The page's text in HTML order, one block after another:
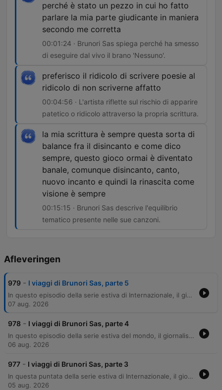
perché è stato un pezzo in cui ho fatto
parlare la mia parte giudicante in maniera
secondo me corretta
00:01:24 · Brunori Sas spiega perché ha smesso
di eseguire dal vivo il brano 'Nessuno'.
preferisco il ridicolo di scrivere poesie al
ridicolo di non scriverne affatto
00:04:56 · L'artista riflette sul rischio di apparire
patetico o ridicolo attraverso la propria scrittura.
la mia scrittura è sempre questa sorta di
balance fra il disincanto e come dico
sempre, questo gioco ormai è diventato
banale, comunque disincanto, canto,
nuovo incanto e quindi la rinascita come
visione è sempre
00:15:15 · Brunori Sas descrive l'equilibrio
tematico presente nelle sue canzoni.
Afleveringen
979 - I viaggi di Brunori Sas, parte 5
In questo episodio della serie estiva di Internazionale, il giornalista Giovanni Ansaldo intervista il cantautore Brunori Sas. La conversazione esplora gli aspetti più introspettivi della sua musica, analizzando brani significativi come 'Nessuno', 'Kurt Cobain' e 'La Verità'. L'intervista approfondisce il rapporto dell'artista con la fama, la gestione della propria parte critica e l'ispirazione che deriva sia dai luoghi interni che da quelli esterni. Brunori Sas riflette inoltre sulla ciclicità della vita e sul tema della rinascita, citando influenze cinematografiche e personali.
07 aug. 2026
978 - I viaggi di Brunori Sas, parte 4
In questo episodio della serie estiva del mondo, il giornalista Giovanni Ansaldo intervista il cantautore Brunori Sas. La conversazione esplora profondamente il tema delle relazioni e dell'identità, partendo dal legame con la famiglia e l'influenza del vissuto personale nella scrittura dei testi. L'artista riflette sull'uso della biografia come strumento narrativo, citando influenze fondamentali come Giorgio Gaber e Lucio Dalla. Il dialogo tocca momenti cruciali della carriera di Brunori Sas, dal rapporto con il padre alla paternità, fino all'analisi della capacità di Dalla di raccontare l'agrodolce della condizione umana. Un approfondimento sulla scrittura che cerca di bilanciare l'intimità del vissuto personale con la necessità di un racconto universale e funzionale.
06 aug. 2026
977 - I viaggi di Brunori Sas, parte 3
In questa puntata della serie estiva di Internazionale, il giornalista Giovanni Ansaldo intervista il cantautore Brunori Sas. L'episodio esplora il legame profondo tra l'artista e i suoi anni formativi in Toscana, tra Siena e Firenze, analizzando come l'esperienza universitaria e il senso di estraneità vissuto come meridionale abbiano influenzato la sua identità e la sua scrittura. Brunori Sas riflette inoltre sul processo creativo, sul distacco necessario per comporre canzoni poetiche e sulle esperienze vissute durante i tour, confrontando la crudezza dei primi concerti con la professionalizzazione dell'industria musicale odierna.
05 aug. 2026